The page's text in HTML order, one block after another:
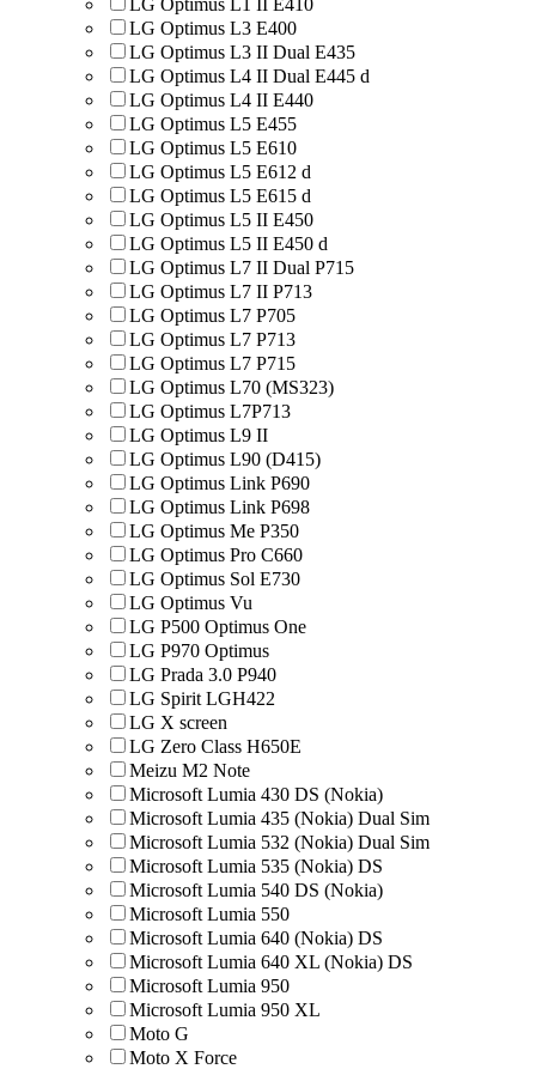
LG Optimus L3 E400
LG Optimus L3 II Dual E435
LG Optimus L4 II Dual E445 d
LG Optimus L4 II E440
LG Optimus L5 E455
LG Optimus L5 E610
LG Optimus L5 E612 d
LG Optimus L5 E615 d
LG Optimus L5 II E450
LG Optimus L5 II E450 d
LG Optimus L7 II Dual P715
LG Optimus L7 II P713
LG Optimus L7 P705
LG Optimus L7 P713
LG Optimus L7 P715
LG Optimus L70 (MS323)
LG Optimus L7P713
LG Optimus L9 II
LG Optimus L90 (D415)
LG Optimus Link P690
LG Optimus Link P698
LG Optimus Me P350
LG Optimus Pro C660
LG Optimus Sol E730
LG Optimus Vu
LG P500 Optimus One
LG P970 Optimus
LG Prada 3.0 P940
LG Spirit LGH422
LG X screen
LG Zero Class H650E
Meizu M2 Note
Microsoft Lumia 430 DS (Nokia)
Microsoft Lumia 435 (Nokia) Dual Sim
Microsoft Lumia 532 (Nokia) Dual Sim
Microsoft Lumia 535 (Nokia) DS
Microsoft Lumia 540 DS (Nokia)
Microsoft Lumia 550
Microsoft Lumia 640 (Nokia) DS
Microsoft Lumia 640 XL (Nokia) DS
Microsoft Lumia 950
Microsoft Lumia 950 XL
Moto G
Moto X Force